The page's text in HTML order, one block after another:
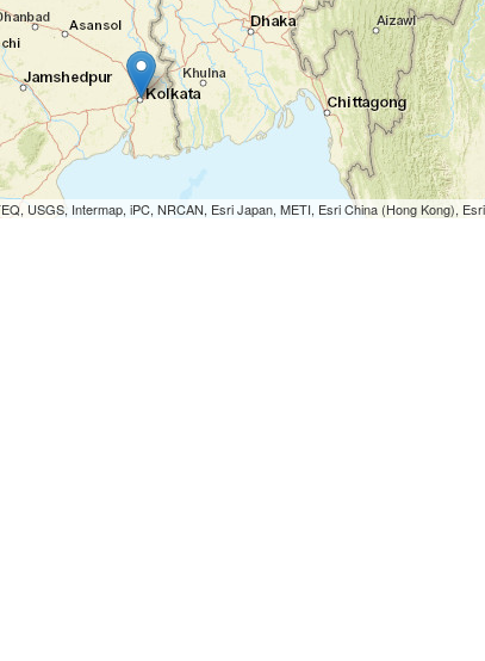
USGS, Intermap, iPC, NRCAN, Esri Japan, METI, Esri China (Hong Kong),